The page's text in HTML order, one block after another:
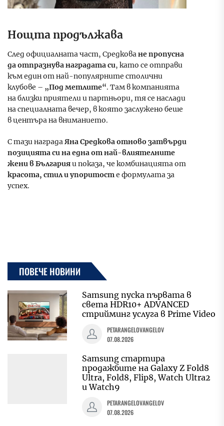
Нощта продължава
След официалната част, Средковане пропусна
да отпразнува наградата си, като се отправи
към един от най-популярните столични
клубове – „Под метлите“. Там в компанията
на близки приятели и партньори, тя се наслади
на специалната вечер, в която заслужено беше
в центъра на вниманието.
С тази наградаЯна Средкова отново затвърди
позицията си на една от най-влиятелните
жени в Българияи показа, че комбинацията от
красота, стил и упоритосте формулата за
успех.
ПОВЕЧЕ НОВИНИ
Samsung пуска първата в
света HDR10+ ADVANCED
стрийминг услуга в Prime Video
PETARANGELOVANGELOV
07.08.2026
Samsung стартира
продажбите на Galaxy Z Fold8
Ultra, Fold8, Flip8, Watch Ultra2
и Watch9
PETARANGELOVANGELOV
07.08.2026